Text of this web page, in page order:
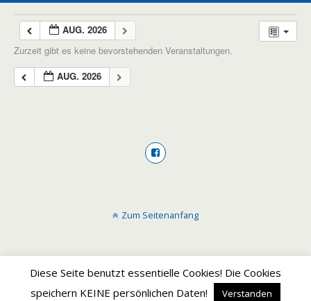
AUG. 2026
Zurzeit gibt es keine bevorstehenden Veranstaltungen.
AUG. 2026
Diese Seite benutzt essentielle Cookies! Die Cookies
speichern KEINE persönlichen Daten!
Verstanden
Zum Seitenanfang